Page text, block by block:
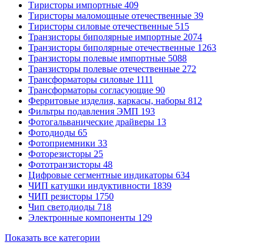
Тиристоры импортные 409
Тиристоры маломощные отечественные 39
Тиристоры силовые отечественные 515
Транзисторы биполярные импортные 2074
Транзисторы биполярные отечественные 1263
Транзисторы полевые импортные 5088
Транзисторы полевые отечественные 272
Трансформаторы силовые 1111
Трансформаторы согласующие 90
Ферритовые изделия, каркасы, наборы 812
Фильтры подавления ЭМП 193
Фотогальванические драйверы 13
Фотодиоды 65
Фотоприемники 33
Фоторезисторы 25
Фототранзисторы 48
Цифровые сегментные индикаторы 634
ЧИП катушки индуктивности 1839
ЧИП резисторы 1750
Чип светодиоды 718
Электронные компоненты 129
Показать все категории